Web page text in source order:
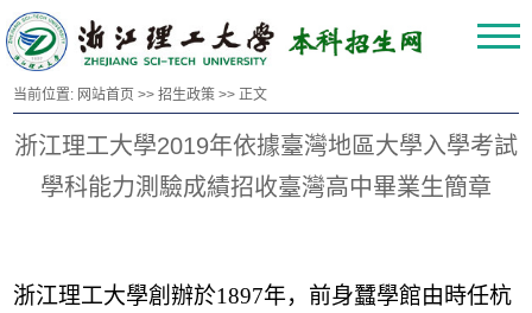
当前位置: 网站首页 >>招生政策 >> 正文
浙江理工大學2019年依據臺灣地區大學入學考試
學科能力測驗成績招收臺灣高中畢業生簡章
浙江理工大學創辦於1897年，前身蠶學館由時任杭